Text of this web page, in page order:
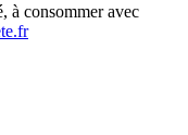
à consommer avec